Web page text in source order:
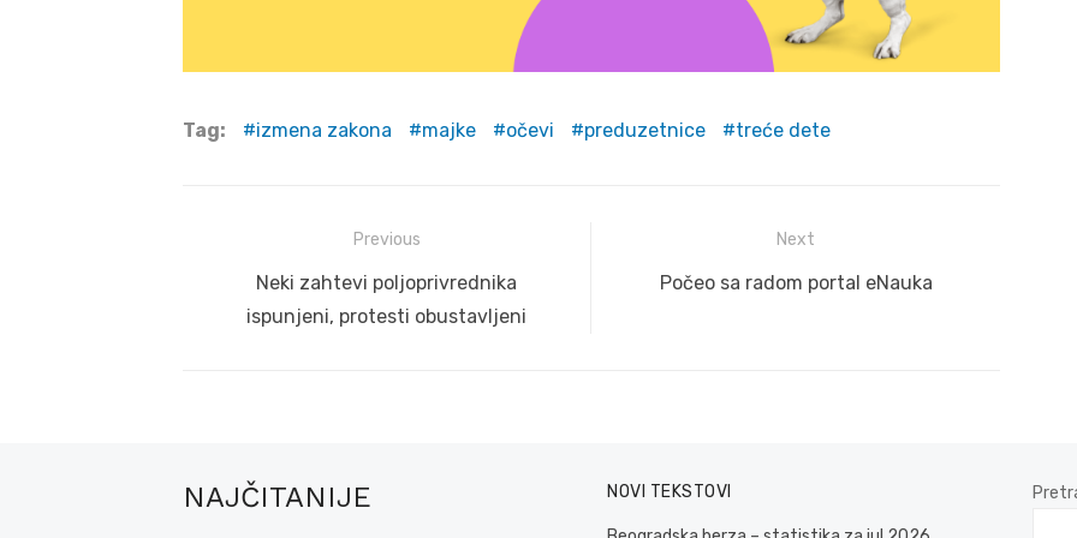
Tag: izmena zakona majke očevi preduzetnice treće dete
navigation
Previous
Previous
post:
Neki zahtevi poljoprivrednika
ispunjeni, protesti obustavljeni
Next
Next
Počeo sa radom portal eNauka
NAJČITANIJE NOVI TEKSTOVI